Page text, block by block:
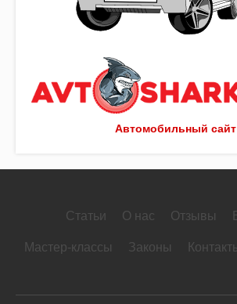
Автомобильный сайт
Статьи О нас Отзывы
Мастер-классы Законы